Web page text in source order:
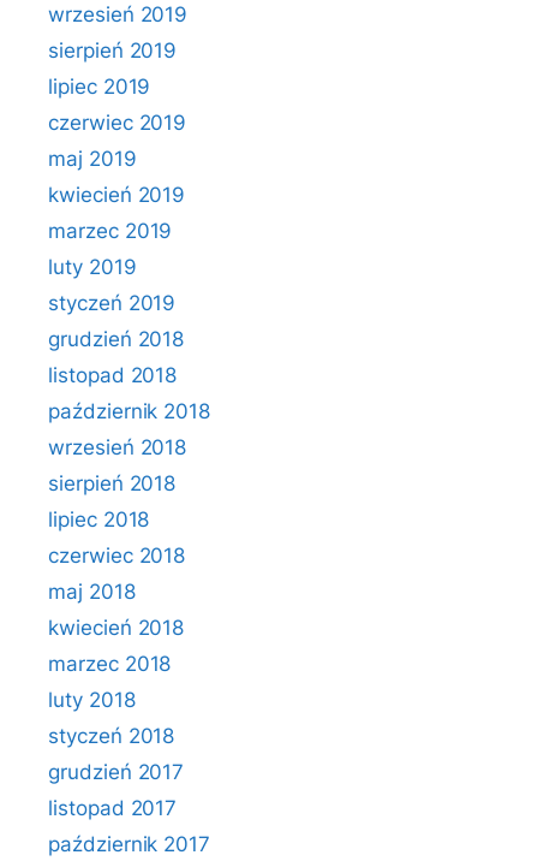
wrzesień 2019
sierpień 2019
lipiec 2019
czerwiec 2019
maj 2019
kwiecień 2019
marzec 2019
luty 2019
styczeń 2019
grudzień 2018
listopad 2018
październik 2018
wrzesień 2018
sierpień 2018
lipiec 2018
czerwiec 2018
maj 2018
kwiecień 2018
marzec 2018
luty 2018
styczeń 2018
grudzień 2017
listopad 2017
październik 2017